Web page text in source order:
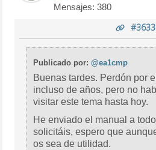
Mensajes: 380
Publicado por:@ea1cmp
Buenas tardes. Perdón por
incluso de años, pero no
visitar este tema hasta hoy.
He enviado el manual a
solicitáis, espero que
os sea de utilidad.